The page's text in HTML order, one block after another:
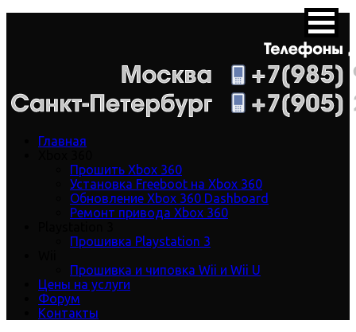
Главная
Прошить Xbox 360
Установка Freeboot на Xbox 360
Обновление Xbox 360 Dashboard
Ремонт привода Xbox 360
Прошивка Playstation 3
Прошивка и чиповка Wii и Wii U
Цены на услуги
Форум
Контакты